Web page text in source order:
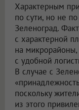
Характерным
по сути, но не
Зеленоград.
с характерной
на микрорайоны,
с удобной
В случае с
поскольку
из этого